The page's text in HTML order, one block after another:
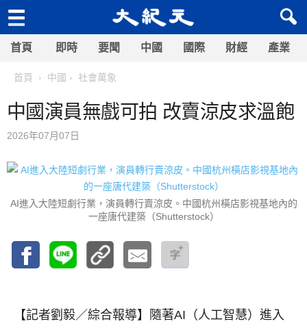
首頁 即時 要聞 中國 國際 財經 產業
首頁 中國 社會萬象
中國演員無戲可拍 改賣涼皮求溫飽
2026年07月07日
AI進入大陸短劇行業，演員轉行賣涼皮。中國杭州橫店影視基地內的
一座唐代建築（Shutterstock）
【記者劉毅／綜合報導】
隨著AI（人工智慧）進入